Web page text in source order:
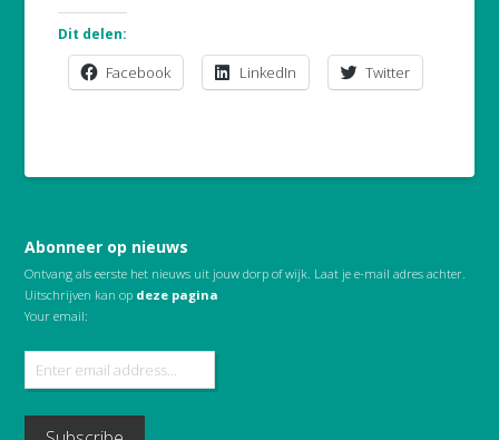
Dit delen:
Facebook LinkedIn Twitter
Abonneer op nieuws
Ontvang als eerste het nieuws uit jouw dorp of wijk. Laat je e-mail adres achter.
Uitschrijven kan op deze pagina
Your email: